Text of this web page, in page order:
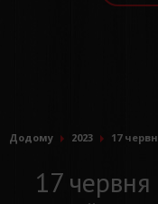
Додому 2023 17
17